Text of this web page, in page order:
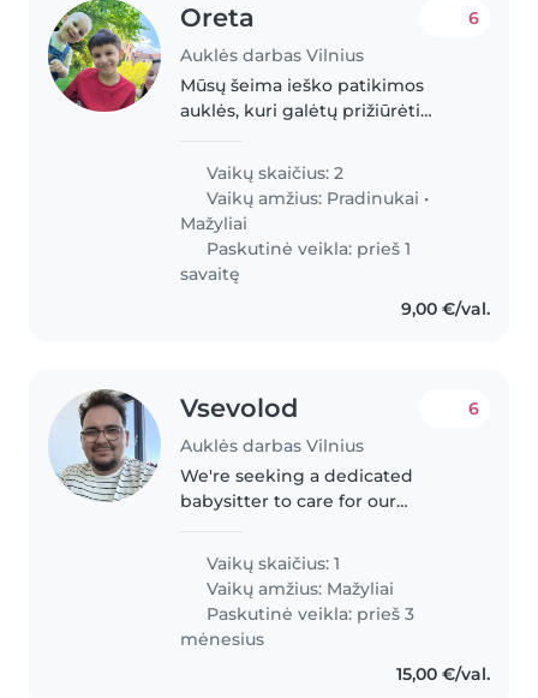
Oreta
Auklės darbas Vilnius
6
Mūsų šeima ieško patikimos
auklės, kuri galėtų prižiūrėti
Vaikai yra energingi, draugiški ir
žaismingi. Ieškome, kad išleistų
tėvelius pašokti ir galėtų..
Vaikų skaičius: 2
Vaikų amžius: Pradinukai •
Mažyliai
Paskutinė veikla: prieš 1
savaitę
9,00 €/val.
Vsevolod
Auklės darbas Vilnius
6
We're seeking a dedicated
babysitter to care for our
and enjoys imaginative play.
We'd love to connect with
someone..
Vaikų skaičius: 1
Vaikų amžius: Mažyliai
Paskutinė veikla: prieš 3
mėnesius
15,00 €/val.